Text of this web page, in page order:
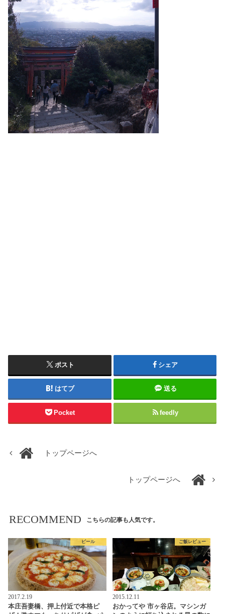
ポスト シェア
はてブ 送る
Pocket feedly
トップページへ
トップページへ
RECOMMEND こちらの記事も人気です。
ビール
2017.2.19
本庄吾妻橋、押上付近で本格ピ
ご飯レビュー
2015.12.11
おかってや 市ヶ谷店。マシンガ